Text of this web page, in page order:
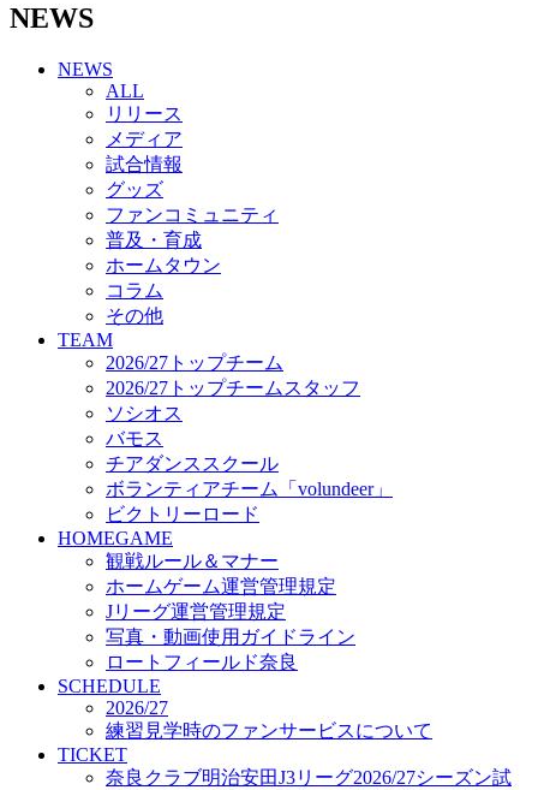
ボランティアチーム「volundeer」
ビクトリーロード
HOMEGAME
観戦ルール＆マナー
ホームゲーム運営管理規定
Jリーグ運営管理規定
写真・動画使用ガイドライン
ロートフィールド奈良
SCHEDULE
2026/27
練習見学時のファンサービスについて
TICKET
奈良クラブ明治安田J3リーグ2026/27シーズン試
合観戦チケット
奈良クラブ明治安田Ｊ3リーグ 2026/27シーズン
「鹿パス」
観戦ルール＆マナー
FANCOMMUNITY
2026/27ファンコミュニティ
サポートショップ
GOODS
オフィシャルストア（実店舗）
オンラインストア
ACADEMY
アカデミーについて
プロジェクト
コーチ&スタッフ
ジュニア
ジュニアユース
ユース
NEWS
NEWS
ALL
リリース
メディア
試合情報
グッズ
ファンコミュニティ
普及・育成
ホームタウン
コラム
その他
TEAM
2026/27トップチーム
2026/27トップチームスタッフ
ソシオス
バモス
チアダンススクール
ボランティアチーム「volundeer」
ビクトリーロード
HOMEGAME
観戦ルール＆マナー
ホームゲーム運営管理規定
Jリーグ運営管理規定
写真・動画使用ガイドライン
ロートフィールド奈良
SCHEDULE
2026/27
練習見学時のファンサービスについて
TICKET
奈良クラブ明治安田J3リーグ2026/27シーズン試